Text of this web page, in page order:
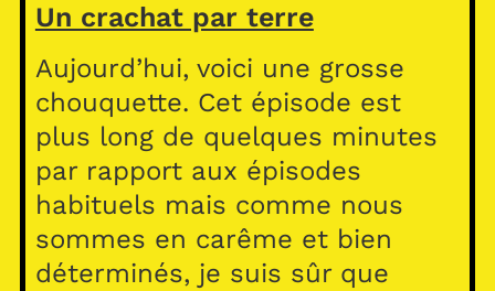
Un crachat par terre
Aujourd’hui, voici une grosse
chouquette. Cet épisode est
plus long de quelques minutes
par rapport aux épisodes
habituels mais comme nous
sommes en carême et bien
déterminés, je suis sûr que